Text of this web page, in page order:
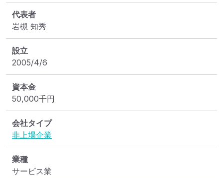
代表者
岩槻 知秀
設立
2005/4/6
資本金
50,000千円
会社タイプ
非上場企業
業種
サービス業